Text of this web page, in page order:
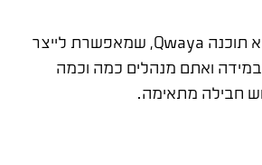
דוגמא לתוכנה כזו היא תוכנה Qwaya, שמאפשרת לייצר
במידה ואתם מנהלים כמה וכמה
חבילה מתאימה.